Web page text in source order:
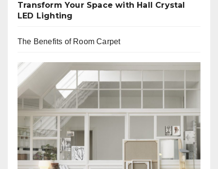
Transform Your Space with Hall Crystal
LED Lighting
The Benefits of Room Carpet